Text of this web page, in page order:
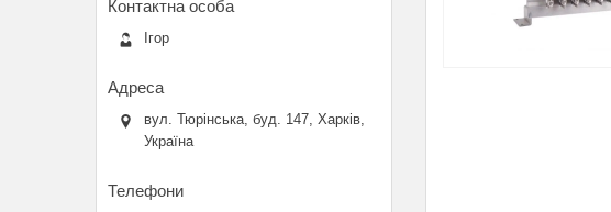
Ігор
вул. Тюрінська, буд. 147, Харків,
Україна